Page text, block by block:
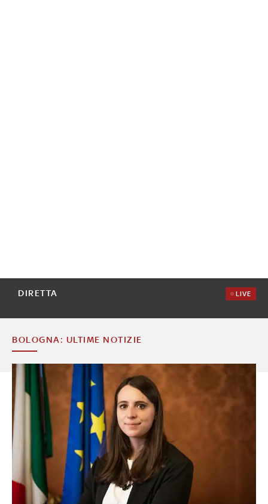
DIRETTA LIVE
BOLOGNA: ULTIME NOTIZIE